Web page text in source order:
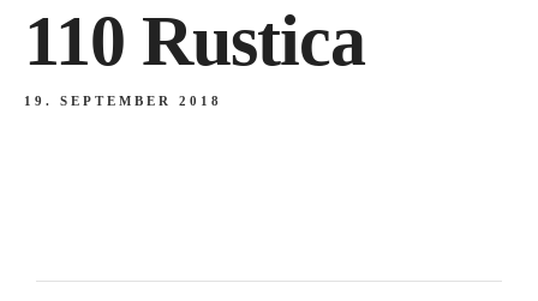
110 Rustica
19. SEPTEMBER 2018